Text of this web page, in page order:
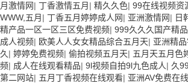
月激情网| 丁香激情五月 | 精久久色| 99在线视频资
WWW,五月 | 丁香五月婷婷成人网| 亚洲激情网| 日
精产品一区一区三区免费视频| 999久久久国产精品
成人视频| 欧美人人女女精品综合五月天| 亚洲精
久 | 婷婷免费视频| 偷拍视频五月天| 五月天五月色
频| 成人在线观看精品| 9l视频自拍9l九色成人| 久
第二网站| 五月丁香视频在线观看| 亚洲AV免费在线